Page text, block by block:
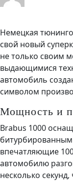
Немецкая
свой новый
не только своим
выдающимися
автомобиль
символом
Мощность и
Brabus 1000
битурбированным
впечатляющие
автомобилю
несколько